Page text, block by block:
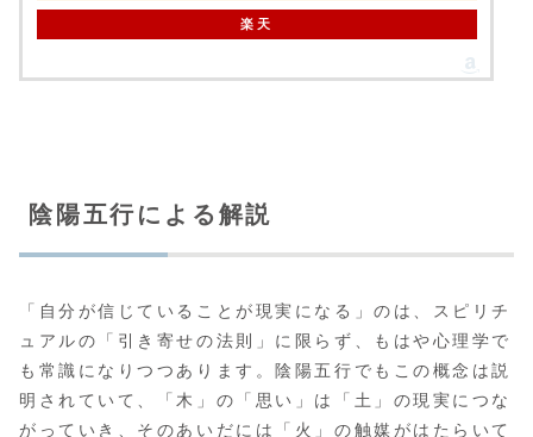
楽天
陰陽五行による解説
「自分が信じていることが現実になる」のは、スピリチ
ュアルの「引き寄せの法則」に限らず、もはや心理学で
も常識になりつつあります。陰陽五行でもこの概念は説
明されていて、「木」の「思い」は「土」の現実につな
がっていき、そのあいだには「火」の触媒がはたらいて